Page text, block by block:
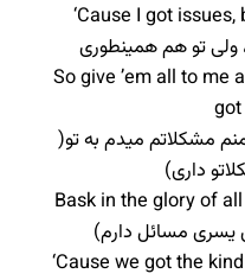
‘Cause I got
تو هم همینطوری
So give ’em all to me
got
مشکلاتم میدم به تو(
داری)
Bask in the glory of
یسری مسائل دارم)
‘Cause we got the